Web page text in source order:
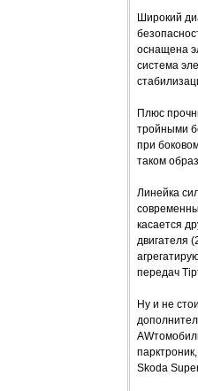
Широкий
оснащена
система
Плюс
тройными
при
таком
Линейка
касается
двигателя
передач
Ну и не
Skoda